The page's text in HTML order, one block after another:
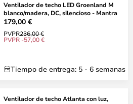
Ventilador de techo LED Groenland M
blanco/madera, DC, silencioso - Mantra
179,00 €
PVPR236,00 €
PVPR -57,00 €
Tiempo de entrega: 5 - 6 semanas
Ventilador de techo Atlanta con luz,